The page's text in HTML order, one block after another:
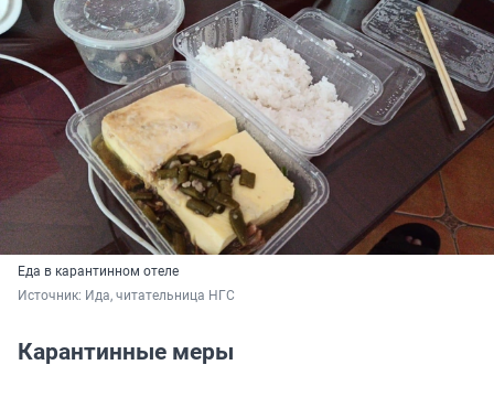
Еда в карантинном отеле
Источник: Ида, читательница НГС
Карантинные меры